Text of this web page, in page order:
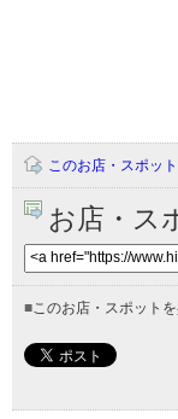
このお店・スポッ
お店・ス
■ このお店・スポット